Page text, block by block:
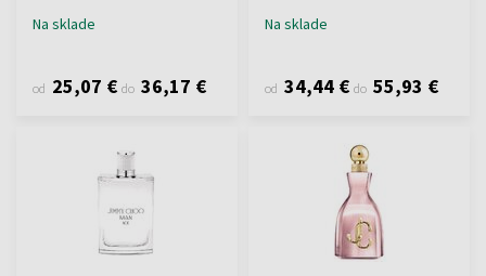
Na sklade
od 25,07 € do 36,17 €
Na sklade
od 34,44 € do 55,93 €